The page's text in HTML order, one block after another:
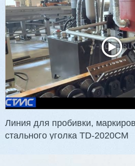
Линия для пробивки,
стального уголка TD-2020CM